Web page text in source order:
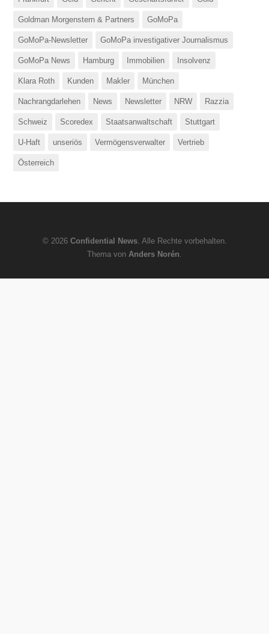
Goldman Morgenstern & Partners GoMoPa
GoMoPa-Newsletter GoMoPa investigativer Journalismus
GoMoPa News Hamburg Immobilien Insolvenz
Klara Roth Kunden Makler München
Nachrangdarlehen News Newsletter NRW Razzia
Schweiz Scoredex Staatsanwaltschaft Stuttgart
U-Haft unseriös Vermögensverwalter Vertrieb
Österreich
© 2026 Confidential News. Alle Rechte vorbehalten.
Thema von Anders Norén.